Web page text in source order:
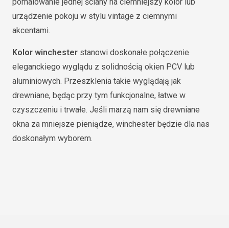
urządzenie pokoju w stylu vintage z ciemnymi
akcentami.
Kolor winchester stanowi doskonałe połączenie
eleganckiego wyglądu z solidnością okien PCV lub
aluminiowych. Przeszklenia takie wyglądają jak
drewniane, będąc przy tym funkcjonalne, łatwe w
czyszczeniu i trwałe. Jeśli marzą nam się drewniane
okna za mniejsze pieniądze, winchester będzie dla nas
doskonałym wyborem.